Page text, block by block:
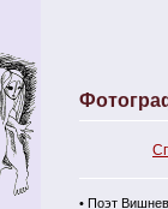
• Поэт